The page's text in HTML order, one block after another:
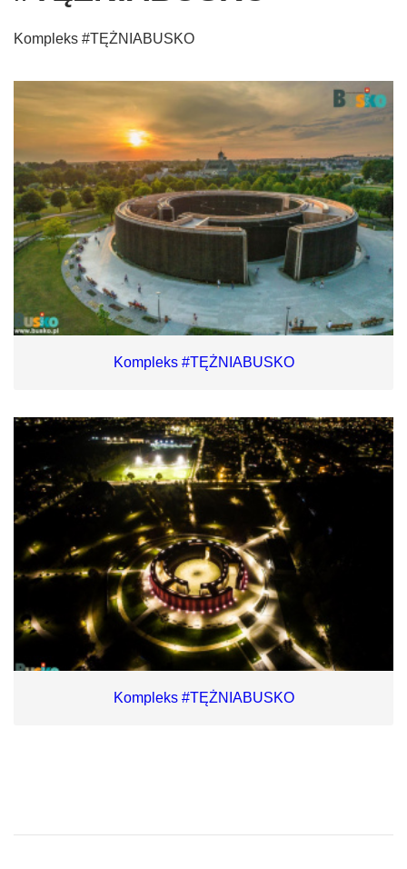
Kompleks #TĘŻNIABUSKO
Kompleks #TĘŻNIABUSKO
Kompleks #TĘŻNIABUSKO